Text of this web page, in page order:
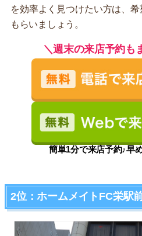
を効率よく見つけたい方は、
もらいましょう。
＼週末の来店予約も
簡単1分で来店予約♪早
2位：ホームメイトFC栄駅